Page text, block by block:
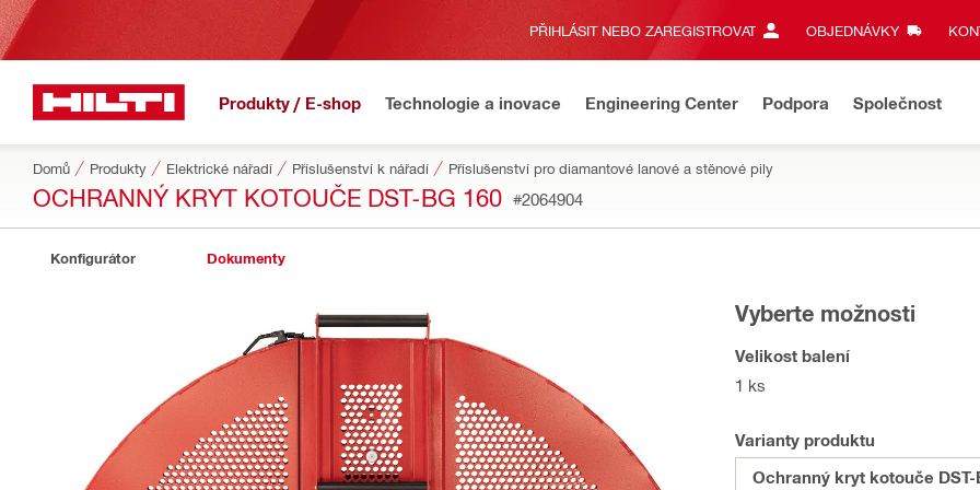
PŘIHLÁSIT NEBO ZAREGISTROVAT OBJEDNÁVKY
Produkty / E-shop Technologie a inovace Engineering Center Podpora Společnost
Domů Produkty Elektrické nářadí Příslušenství k nářadí Příslušenství pro diamantové lanové a stěnové pily
OCHRANNÝ KRYT KOTOUČE DST-BG 160 #2064904
Konfigurátor Dokumenty
Vyberte možnosti
Velikost balení
1 ks
Varianty produktu
Ochranný kryt kotouče DST-